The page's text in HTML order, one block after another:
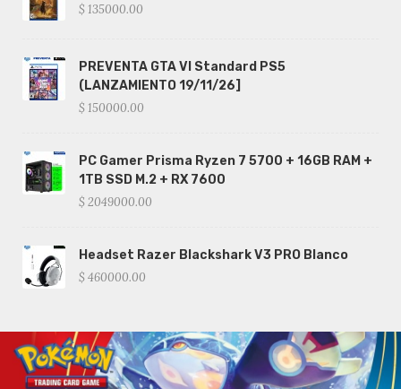
$ 135000.00
PREVENTA GTA VI Standard PS5
(LANZAMIENTO 19/11/26]
$ 150000.00
PC Gamer Prisma Ryzen 7 5700 + 16GB RAM +
1TB SSD M.2 + RX 7600
$ 2049000.00
Headset Razer Blackshark V3 PRO Blanco
$ 460000.00